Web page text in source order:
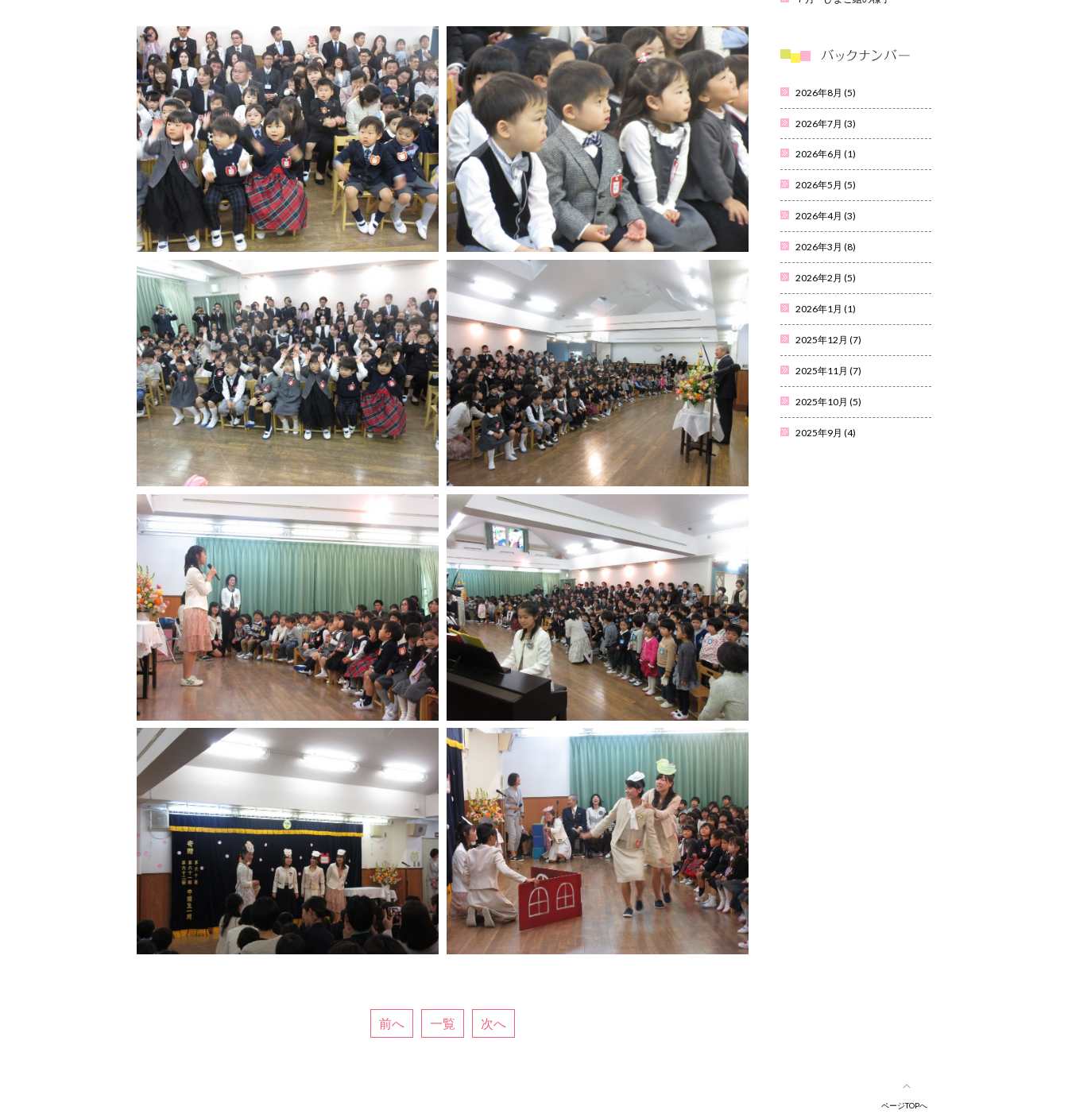
前へ 一覧 次へ
2026年8月 (5)
2026年7月 (3)
2026年6月 (1)
2026年5月 (5)
2026年4月 (3)
2026年3月 (8)
2026年2月 (5)
2026年1月 (1)
2025年12月 (7)
2025年11月 (7)
2025年10月 (5)
2025年9月 (4)
ページTOPへ